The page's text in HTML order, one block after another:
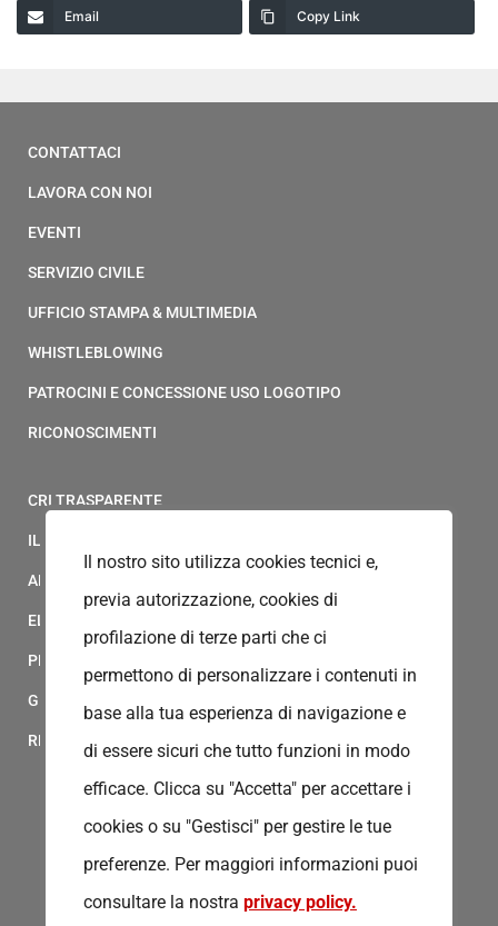
Email Copy Link
CONTATTACI
LAVORA CON NOI
EVENTI
SERVIZIO CIVILE
UFFICIO STAMPA & MULTIMEDIA
WHISTLEBLOWING
PATROCINI E CONCESSIONE USO LOGOTIPO
RICONOSCIMENTI
CRI TRASPARENTE
IL MODELLO 231 DELLA CROCE ROSSA ITALIANA
ALBO FORNITORI
ELENCO AVVOCATI
PRIVACY
GESTIONALE GAIA
RED CLOUD
Il nostro sito utilizza cookies tecnici e,
previa autorizzazione, cookies di
profilazione di terze parti che ci
permettono di personalizzare i contenuti in
base alla tua esperienza di navigazione e
di essere sicuri che tutto funzioni in modo
efficace. Clicca su "Accetta" per accettare i
cookies o su "Gestisci" per gestire le tue
preferenze. Per maggiori informazioni puoi
consultare la nostra privacy policy.